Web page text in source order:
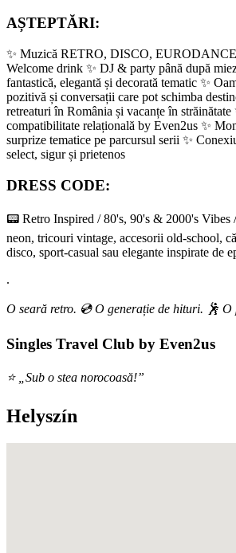
AȘTEPTĂRI:
✨ Muzică RETRO, DISCO, EURODANCE
Welcome drink ✨ DJ & party până după
fantastică, elegantă și decorată tematic ✨
pozitivă și conversații care pot schimba
retreaturi în România și vacanțe în străinătate
compatibilitate relațională by Even2us ✨
surprize tematice pe parcursul serii ✨
select, sigur și prietenos
DRESS CODE:
📟 Retro Inspired / 80's, 90's & 2000's
neon, tricouri vintage, accesorii old-school,
disco, sport-casual sau elegante inspirate de
.
O seară retro. 💿 O generație de hituri. 🕺 O
Singles Travel Club by Even2us
⭐ „Sub o stea norocoasă!”
Helyszín